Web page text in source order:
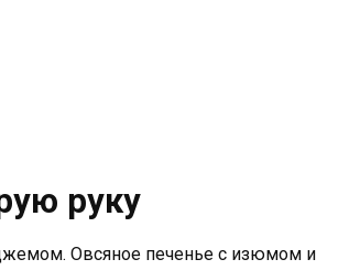
руку
Овсяное печенье с изюмом и